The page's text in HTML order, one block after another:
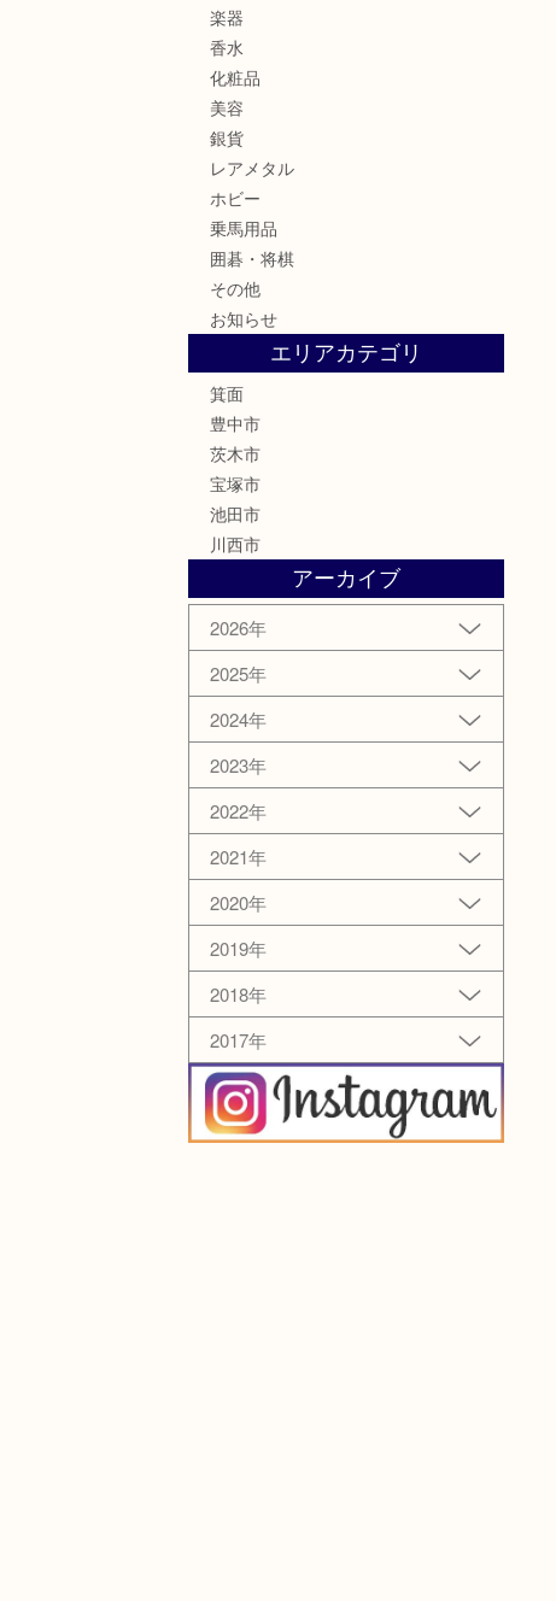
楽器
香水
化粧品
美容
銀貨
レアメタル
ホビー
乗馬用品
囲碁・将棋
その他
お知らせ
エリアカテゴリ
箕面
豊中市
茨木市
宝塚市
池田市
川西市
アーカイブ
2026年
2025年
2024年
2023年
2022年
2021年
2020年
2019年
2018年
2017年